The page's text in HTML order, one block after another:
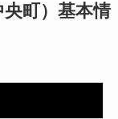
町）基本情